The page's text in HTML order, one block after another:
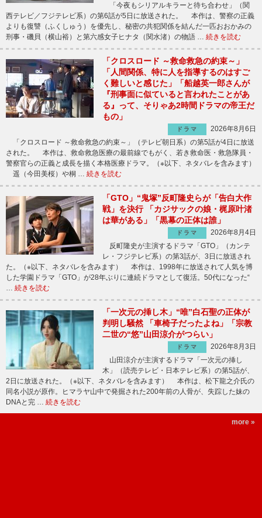
「今夜もシリアルキラーと待ち合わせ」（関
西テレビ／フジテレビ系）の第6話が5日に放送された。 本作は、警察の正義
よりも復讐（ふくしゅう）を優先し、秘密の共犯関係を結んだ一匹おおかみの
刑事・磯貝（横山裕）と第六感女子ヒナタ（関水渚）の物語 … 続きを読む
「クロスロード ～救命救急の約束～」
「人間関係、特に人を指導するのはすご
く難しいと感じた」「船越英一郎さんが
『刑事面に似ていると言われたことがあ
る』って、そりゃあ2時間ドラマの帝王だ
もの」
ドラマ
2026年8月6日
「クロスロード ～救命救急の約束～」（テレビ朝日系）の第5話が4日に放送
された。 本作は、救命救急医療の最前線でもがく、若き救命医・救急隊員・
警察官らの正義と成長を描く本格医療ドラマ。（※以下、ネタバレを含みます）
遥（今田美桜）や桐 … 続きを読む
「GTO」“鬼塚”反町隆史らが「告白大作
戦」を決行 「カジサックの娘・梶原叶渚
は華がある」「黒幕の正体は誰」
ドラマ
2026年8月4日
反町隆史が主演するドラマ「GTO」（カンテ
レ・フジテレビ系）の第3話が、3日に放送され
た。（※以下、ネタバレを含みます） 本作は、1998年に放送されて人気を博
した学園ドラマ「GTO」が28年ぶりに連続ドラマとして復活。50代になった“
続きを読む
「一次元の挿し木」“唯”白石聖の正体が
判明し騒然 「車椅子だったよね」「宗教
二世の“悠”山田涼介がつらい」
ドラマ
2026年8月3日
山田涼介が主演するドラマ「一次元の挿し
木」（読売テレビ・日本テレビ系）の第5話が、
2日に放送された。（※以下、ネタバレを含みます） 本作は、松下龍之介氏の
同名小説が原作。ヒマラヤ山中で発掘された200年前の人骨が、失踪した妹の
DNAと完 … 続きを読む
more »